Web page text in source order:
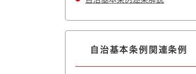
自治基本条例関連条例